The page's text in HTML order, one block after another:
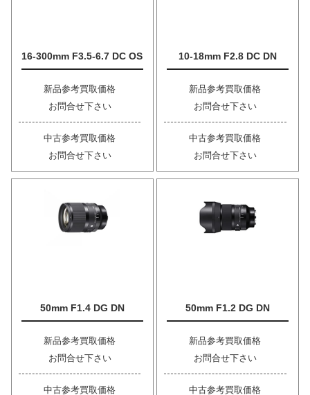
16-300mm F3.5-6.7 DC OS
新品参考買取価格
お問合せ下さい
中古参考買取価格
お問合せ下さい
10-18mm F2.8 DC DN
新品参考買取価格
お問合せ下さい
中古参考買取価格
お問合せ下さい
50mm F1.4 DG DN
新品参考買取価格
お問合せ下さい
中古参考買取価格
50mm F1.2 DG DN
新品参考買取価格
お問合せ下さい
中古参考買取価格